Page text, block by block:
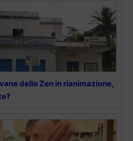
dello Zen in rianimazione,